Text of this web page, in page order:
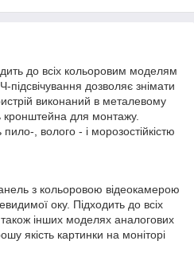
до всіх кольоровим моделям
підсвічування дозволяє знімати
виконаний в металевому
кронштейна для монтажу.
, волого - і морозостійкістю
з кольоровою відеокамерою
оку. Підходить до всіх
інших моделях аналогових
якість картинки на моніторі